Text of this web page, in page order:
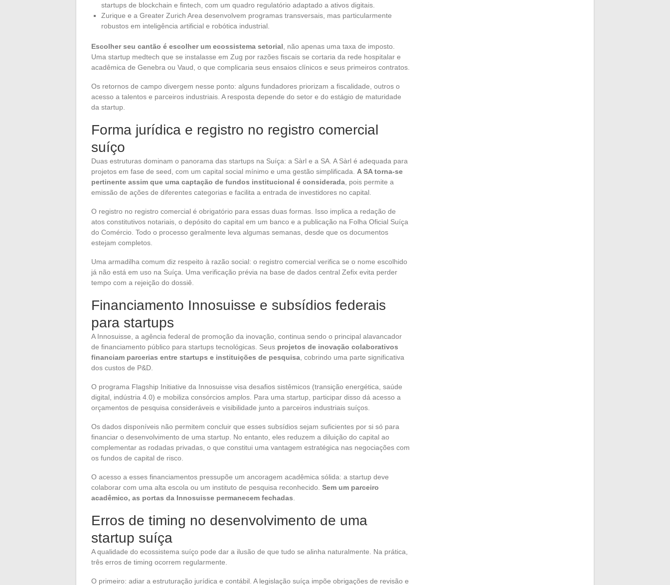
startups de blockchain e fintech, com um quadro regulatório adaptado a ativos digitais.
Zurique e a Greater Zurich Area desenvolvem programas transversais, mas particularmente
robustos em inteligência artificial e robótica industrial.
Escolher seu cantão é escolher um ecossistema setorial , não apenas uma taxa de imposto.
Uma startup medtech que se instalasse em Zug por razões fiscais se cortaria da rede hospitalar e
acadêmica de Genebra ou Vaud, o que complicaria seus ensaios clínicos e seus primeiros contratos.
Os retornos de campo divergem nesse ponto: alguns fundadores priorizam a fiscalidade, outros o
acesso a talentos e parceiros industriais. A resposta depende do setor e do estágio de maturidade
da startup.
Forma jurídica e registro no registro comercial
suíço
Duas estruturas dominam o panorama das startups na Suíça: a Sàrl e a SA. A Sàrl é adequada para
projetos em fase de seed, com um capital social mínimo e uma gestão simplificada. A SA torna-se
pertinente assim que uma captação de fundos institucional é considerada , pois permite a
emissão de ações de diferentes categorias e facilita a entrada de investidores no capital.
O registro no registro comercial é obrigatório para essas duas formas. Isso implica a redação de
atos constitutivos notariais, o depósito do capital em um banco e a publicação na Folha Oficial Suíça
do Comércio. Todo o processo geralmente leva algumas semanas, desde que os documentos
estejam completos.
Uma armadilha comum diz respeito à razão social: o registro comercial verifica se o nome escolhido
já não está em uso na Suíça. Uma verificação prévia na base de dados central Zefix evita perder
tempo com a rejeição do dossiê.
Financiamento Innosuisse e subsídios federais
para startups
A Innosuisse, a agência federal de promoção da inovação, continua sendo o principal alavancador
de financiamento público para startups tecnológicas. Seus projetos de inovação colaborativos
financiam parcerias entre startups e instituições de pesquisa , cobrindo uma parte significativa
dos custos de P&D.
O programa Flagship Initiative da Innosuisse visa desafios sistêmicos (transição energética, saúde
digital, indústria 4.0) e mobiliza consórcios amplos. Para uma startup, participar disso dá acesso a
orçamentos de pesquisa consideráveis e visibilidade junto a parceiros industriais suíços.
Os dados disponíveis não permitem concluir que esses subsídios sejam suficientes por si só para
financiar o desenvolvimento de uma startup. No entanto, eles reduzem a diluição do capital ao
complementar as rodadas privadas, o que constitui uma vantagem estratégica nas negociações com
os fundos de capital de risco.
O acesso a esses financiamentos pressupõe um ancoragem acadêmica sólida: a startup deve
colaborar com uma alta escola ou um instituto de pesquisa reconhecido. Sem um parceiro
acadêmico, as portas da Innosuisse permanecem fechadas
Erros de timing no desenvolvimento de uma
startup suíça
A qualidade do ecossistema suíço pode dar a ilusão de que tudo se alinha naturalmente. Na prática,
três erros de timing ocorrem regularmente.
O primeiro: adiar a estruturação jurídica e contábil. A legislação suíça impõe obrigações de revisão e